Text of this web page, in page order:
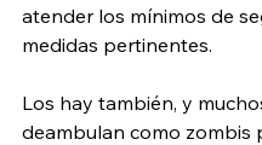
atender los mínimos de
medidas pertinentes.
Los hay también, y
deambulan como zombis